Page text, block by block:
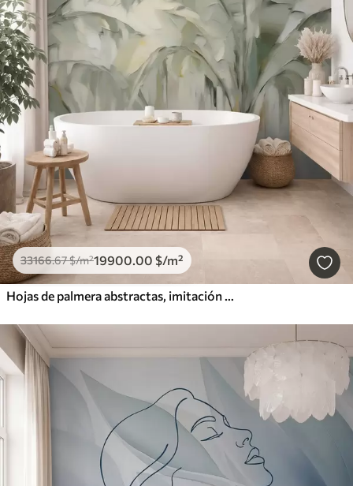
33166.67$/m²19900.00 $/m²
Hojas de palmera abstractas, imitación de pintura